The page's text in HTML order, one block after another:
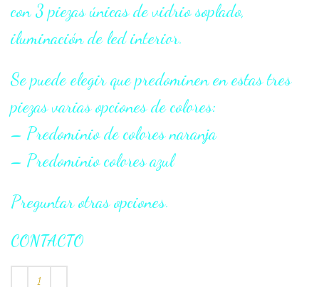
con 3 piezas únicas de vidrio soplado,
iluminación de led interior.
Se puede elegir que predominen en estas tres
piezas varias opciones de colores:
– Predominio de colores naranja
– Predominio colores azul
Preguntar otras opciones.
CONTACTO